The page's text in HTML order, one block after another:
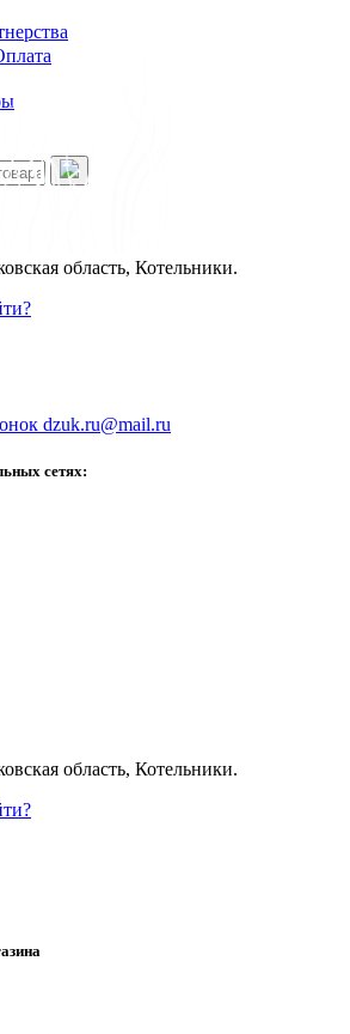
область, Котельники.
dzuk.ru@mail.ru
сетях:
область, Котельники.